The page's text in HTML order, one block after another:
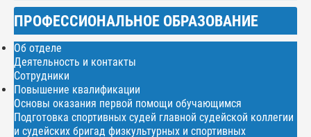
ПРОФЕССИОНАЛЬНОЕ ОБРАЗОВАНИЕ
Об отделе
Деятельность и контакты
Сотрудники
Повышение квалификации
Основы оказания первой помощи обучающимся
Подготовка спортивных судей главной судейской коллегии
и судейских бригад физкультурных и спортивных